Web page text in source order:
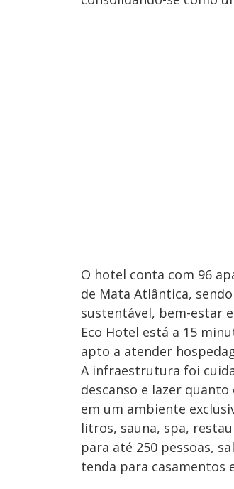
O hotel conta com 96
de Mata Atlântica,
sustentável, bem-estar
Eco Hotel está a 15
apto a atender
A infraestrutura foi
descanso e lazer
em um ambiente
litros, sauna, spa,
para até 250 pessoas,
tenda para casamentos